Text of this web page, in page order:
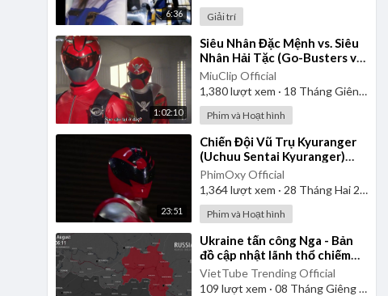
6:36 Giải trí
1:02:10
⁣Siêu Nhân Đặc Mệnh vs. Siêu
Nhân Hải Tặc (Go-Busters vs.
Gokaiger) | Vietsub
MiuClip Official
1,380lượt xem · 18 Tháng Giêng 2025
Phim và Hoạt hình
23:51
⁣Chiến Đội Vũ Trụ Kyuranger
(Uchuu Sentai Kyuranger)
2017 - Tập 1 | Thuyết Minh
PhimOxy Official
1,364lượt xem · 28 Tháng Hai 2025
Phim và Hoạt hình
⁣Ukraine tấn công Nga - Bản
đồ cập nhật lãnh thổ chiếm
đóng Kursk từ ngày
06/08/2024 đến 06/01/2025
VietTube Trending Official
109 lượt xem · 08 Tháng Giêng 2025